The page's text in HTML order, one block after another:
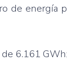
de energía
6.161